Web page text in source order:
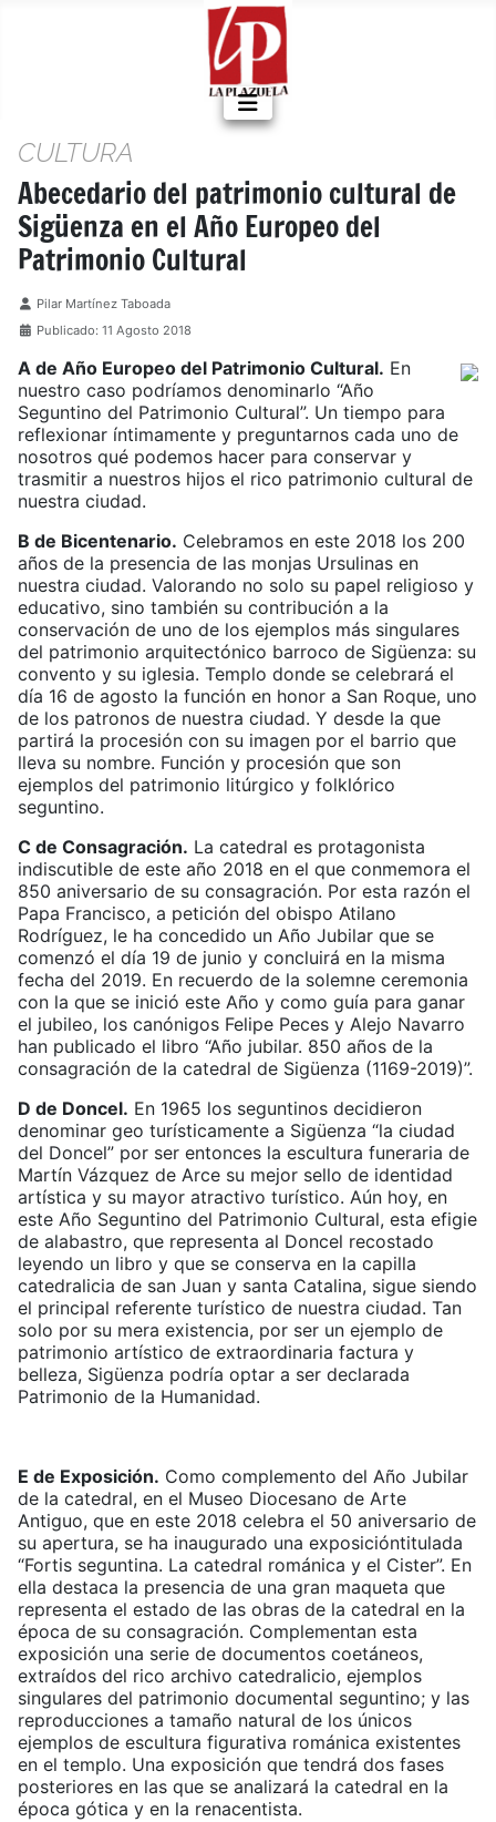
CULTURA
Abecedario del patrimonio cultural de
Sigüenza en el Año Europeo del
Patrimonio Cultural
Detalles
Pilar Martínez Taboada
Publicado: 11 Agosto 2018
A de Año Europeo del Patrimonio Cultural. En
nuestro caso podríamos denominarlo “Año
Seguntino del Patrimonio Cultural”. Un tiempo para
reflexionar íntimamente y preguntarnos cada uno de
nosotros qué podemos hacer para conservar y
trasmitir a nuestros hijos el rico patrimonio cultural de
nuestra ciudad.
B de Bicentenario. Celebramos en este 2018 los 200
años de la presencia de las monjas Ursulinas en
nuestra ciudad. Valorando no solo su papel religioso y
educativo, sino también su contribución a la
conservación de uno de los ejemplos más singulares
del patrimonio arquitectónico barroco de Sigüenza: su
convento y su iglesia. Templo donde se celebrará el
día 16 de agosto la función en honor a San Roque, uno
de los patronos de nuestra ciudad. Y desde la que
partirá la procesión con su imagen por el barrio que
lleva su nombre. Función y procesión que son
ejemplos del patrimonio litúrgico y folklórico
seguntino.
C de Consagración. La catedral es protagonista
indiscutible de este año 2018 en el que conmemora el
850 aniversario de su consagración. Por esta razón el
Papa Francisco, a petición del obispo Atilano
Rodríguez, le ha concedido un Año Jubilar que se
comenzó el día 19 de junio y concluirá en la misma
fecha del 2019. En recuerdo de la solemne ceremonia
con la que se inició este Año y como guía para ganar
el jubileo, los canónigos Felipe Peces y Alejo Navarro
han publicado el libro “Año jubilar. 850 años de la
consagración de la catedral de Sigüenza (1169-2019)”.
D de Doncel. En 1965 los seguntinos decidieron
denominar geo turísticamente a Sigüenza “la ciudad
del Doncel” por ser entonces la escultura funeraria de
Martín Vázquez de Arce su mejor sello de identidad
artística y su mayor atractivo turístico. Aún hoy, en
este Año Seguntino del Patrimonio Cultural, esta efigie
de alabastro, que representa al Doncel recostado
leyendo un libro y que se conserva en la capilla
catedralicia de san Juan y santa Catalina, sigue siendo
el principal referente turístico de nuestra ciudad. Tan
solo por su mera existencia, por ser un ejemplo de
patrimonio artístico de extraordinaria factura y
belleza, Sigüenza podría optar a ser declarada
Patrimonio de la Humanidad.
E de Exposición. Como complemento del Año Jubilar
de la catedral, en el Museo Diocesano de Arte
Antiguo, que en este 2018 celebra el 50 aniversario de
su apertura, se ha inaugurado una exposicióntitulada
“Fortis seguntina. La catedral románica y el Cister”. En
ella destaca la presencia de una gran maqueta que
representa el estado de las obras de la catedral en la
época de su consagración. Complementan esta
exposición una serie de documentos coetáneos,
extraídos del rico archivo catedralicio, ejemplos
singulares del patrimonio documental seguntino; y las
reproducciones a tamaño natural de los únicos
ejemplos de escultura figurativa románica existentes
en el templo. Una exposición que tendrá dos fases
posteriores en las que se analizará la catedral en la
época gótica y en la renacentista.